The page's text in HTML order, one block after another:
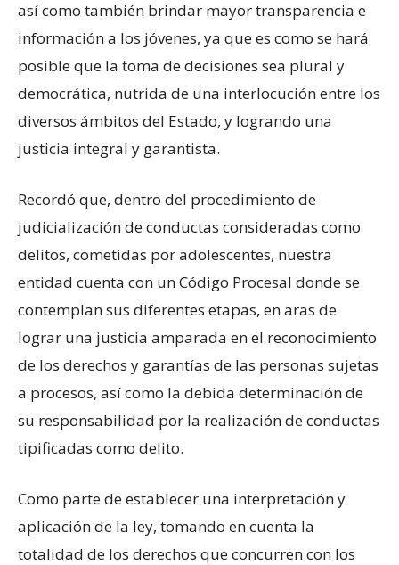
así como también brindar mayor transparencia e
información a los jóvenes, ya que es como se hará
posible que la toma de decisiones sea plural y
democrática, nutrida de una interlocución entre los
diversos ámbitos del Estado, y logrando una
justicia integral y garantista.
Recordó que, dentro del procedimiento de
judicialización de conductas consideradas como
delitos, cometidas por adolescentes, nuestra
entidad cuenta con un Código Procesal donde se
contemplan sus diferentes etapas, en aras de
lograr una justicia amparada en el reconocimiento
de los derechos y garantías de las personas sujetas
a procesos, así como la debida determinación de
su responsabilidad por la realización de conductas
tipificadas como delito.
Como parte de establecer una interpretación y
aplicación de la ley, tomando en cuenta la
totalidad de los derechos que concurren con los